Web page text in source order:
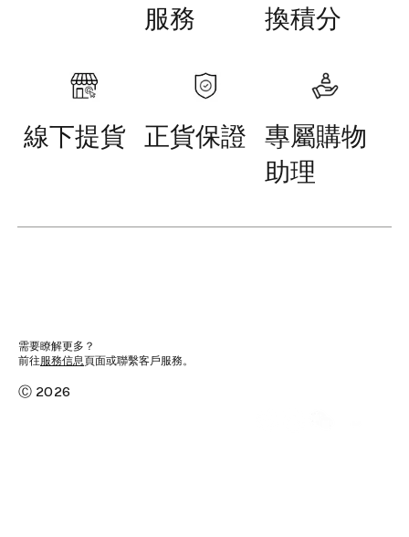
服務
換積分
線下提貨 正貨保證 專屬購物
助理
需要瞭解更多？
前往服務信息頁面或聯繫客戶服務。
Ⓒ 2026